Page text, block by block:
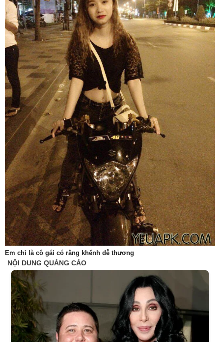
Em chỉ là cô gái có răng khểnh dễ thương